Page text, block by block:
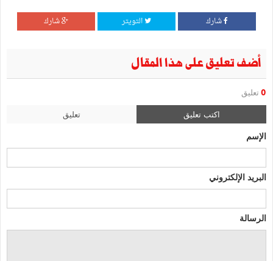
شارك التويتر شارك
أضف تعليق على هذا المقال
0 تعليق
اكتب تعليق تعليق
الإسم
البريد الإلكتروني
الرسالة